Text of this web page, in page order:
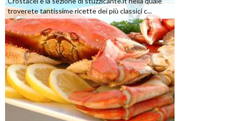
troverete tantissime ricette dei più classici c...